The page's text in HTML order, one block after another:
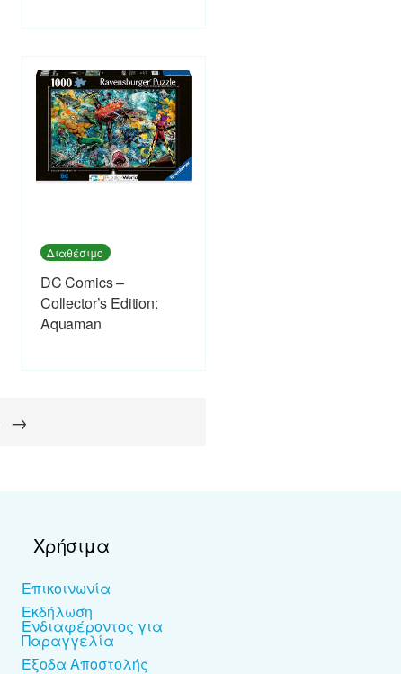
Διαθέσιμο
DC Comics –
Collector’s Edition:
Aquaman
→
Χρήσιμα
Επικοινωνία
Εκδήλωση
Ενδιαφέροντος για
Παραγγελία
Έξοδα Αποστολής